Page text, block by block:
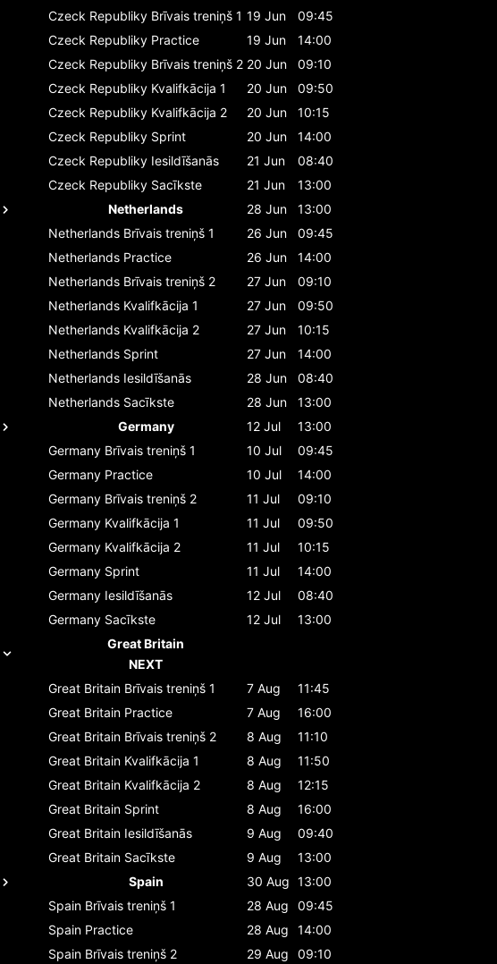
Czeck Republiky Brīvais treniņš 1 19 Jun
09:45
Czeck Republiky Practice 19 Jun
14:00
Czeck Republiky Brīvais treniņš 2 20 Jun
09:10
Czeck Republiky Kvalifkācija 1 20 Jun
09:50
Czeck Republiky Kvalifkācija 2 20 Jun
10:15
Czeck Republiky Sprint 20 Jun
14:00
Czeck Republiky Iesildīšanās 21 Jun
08:40
Czeck Republiky Sacīkste 21 Jun
13:00
Netherlands
28 Jun
13:00
Netherlands Brīvais treniņš 1 26 Jun
09:45
Netherlands Practice 26 Jun
14:00
Netherlands Brīvais treniņš 2 27 Jun
09:10
Netherlands Kvalifkācija 1 27 Jun
09:50
Netherlands Kvalifkācija 2 27 Jun
10:15
Netherlands Sprint 27 Jun
14:00
Netherlands Iesildīšanās 28 Jun
08:40
Netherlands Sacīkste 28 Jun
13:00
Germany
12 Jul
13:00
Germany Brīvais treniņš 1 10 Jul
09:45
Germany Practice 10 Jul
14:00
Germany Brīvais treniņš 2 11 Jul
09:10
Germany Kvalifkācija 1 11 Jul
09:50
Germany Kvalifkācija 2 11 Jul
10:15
Germany Sprint 11 Jul
14:00
Germany Iesildīšanās 12 Jul
08:40
Germany Sacīkste 12 Jul
13:00
Great Britain
NEXT
Great Britain Brīvais treniņš 1 7 Aug
11:45
Great Britain Practice 7 Aug
16:00
Great Britain Brīvais treniņš 2 8 Aug
11:10
Great Britain Kvalifkācija 1 8 Aug
11:50
Great Britain Kvalifkācija 2 8 Aug
12:15
Great Britain Sprint 8 Aug
16:00
Great Britain Iesildīšanās 9 Aug
09:40
Great Britain Sacīkste 9 Aug
13:00
Spain
30 Aug 13:00
Spain Brīvais treniņš 1 28 Aug
09:45
Spain Practice 28 Aug
14:00
Spain Brīvais treniņš 2 29 Aug 09:10